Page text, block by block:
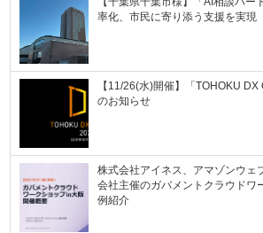
率化、市民に寄り添う支援を実現
【11/26(水)開催】「TOHOKU DX
のお知らせ
株式会社アイネス、アマゾンウェ
会社主催のガバメントクラウドワ
例紹介